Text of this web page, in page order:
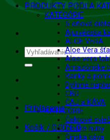
Hľadať:
Prihlásenie
Košík / 0.00€ 0
PRODUKTY PODĽA
KATEGÓRIE
5-dňová
Ajurvédska
ALOE VERA
Aloe Vera
Aloe vera
Amazónske
Banky a
Bylinné
CBD
ČAJ a KÁVA
KATEGÓRIE
Čakrové
Čínske huby
Čínska káva